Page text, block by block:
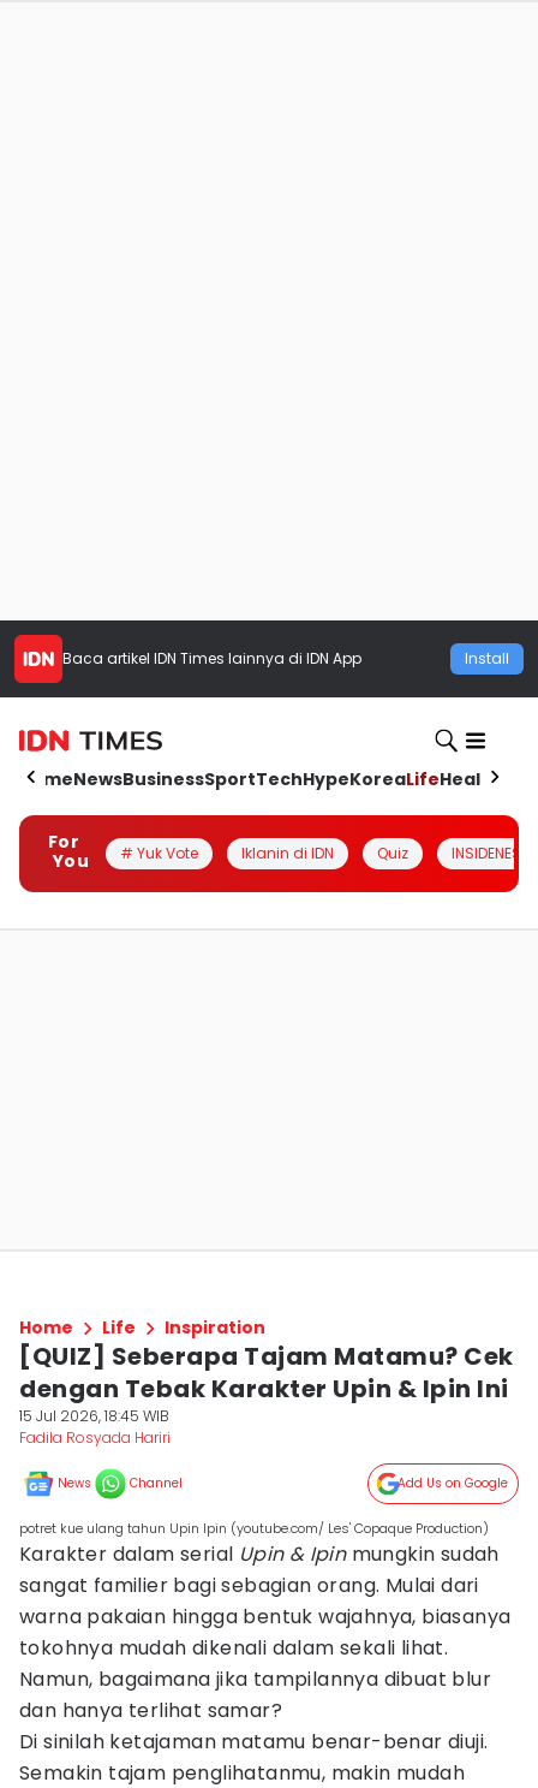
Baca artikel IDN Times lainnya di IDN App Install
HomeNewsBusinessSportTechHypeKoreaLifeHealth
For
You
# Yuk Vote Iklanin di IDN Quiz INSIDENESIA
Home Life Inspiration
[QUIZ] Seberapa Tajam Matamu? Cek
dengan Tebak Karakter Upin & Ipin Ini
15 Jul 2026, 18:45 WIB
Fadila Rosyada Hariri
News Channel Add Us on Google
potret kue ulang tahun Upin Ipin (youtube.com/ Les' Copaque Production)
Karakter dalam serial Upin & Ipinmungkin sudah
sangat familier bagi sebagian orang. Mulai dari
warna pakaian hingga bentuk wajahnya, biasanya
tokohnya mudah dikenali dalam sekali lihat.
Namun, bagaimana jika tampilannya dibuat blur
dan hanya terlihat samar?
Di sinilah ketajaman matamu benar-benar diuji.
Semakin tajam penglihatanmu, makin mudah